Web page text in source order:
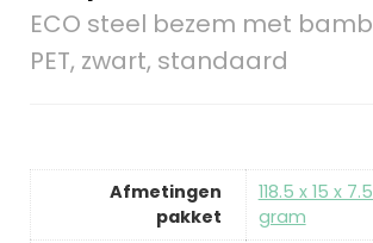
ECO steel bezem met
PET, zwart, standaard
Afmetingen
pakket
‎118.5 x 15 x
gram